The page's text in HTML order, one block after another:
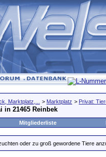
Marktplatz,... > Marktplatz > Privat:
in 21465 Reinbek
Mitgliederliste
oder zu groß gewordene Tiere